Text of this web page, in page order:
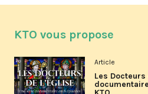
KTO vous propose
Article
Les